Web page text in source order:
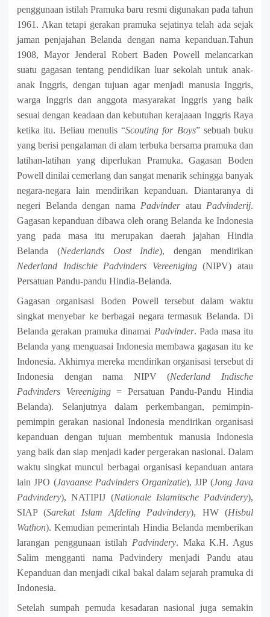
penggunaan istilahPramuka baru resmi digunakan pada tahun
1961. Akan tetapi gerakan pramuka sejatinya telah ada sejak
jaman penjajahan Belanda dengan nama kepanduan.Tahun
1908, Mayor Jenderal Robert Baden Powell melancarkan
suatu gagasan tentang pendidikan luar sekolah untuk anak-
anak Inggris, dengan tujuan agar menjadi manusia Inggris,
warga Inggris dan anggota masyarakat Inggris yang baik
sesuai dengan keadaan dan kebutuhan kerajaaan Inggris Raya
ketika itu. Beliau menulis “Scouting for Boys” sebuah buku
yang berisi pengalaman di alam terbuka bersama pramuka dan
latihan-latihan yang diperlukan Pramuka.Gagasan Boden
Powell dinilai cemerlang dan sangat menarik sehingga banyak
negara-negara lain mendirikan kepanduan. Diantaranya di
negeri Belanda dengan nama Padvinderatau Padvinderij.
Gagasan kepanduan dibawa oleh orang Belanda ke Indonesia
yang pada masa itu merupakan daerah jajahan Hindia
Belanda (Nederlands Oost Indie), dengan mendirikan
Nederland Indischie Padvinders
Vereeniging(NIPV) atau
Persatuan Pandu-pandu Hindia-Belanda.
Gagasan organisasi Boden Powell tersebut dalam waktu
singkat menyebar ke berbagai negara termasuk Belanda. Di
Belanda gerakan pramuka dinamai Padvinder. Pada masa itu
Belanda yang menguasai Indonesia membawa gagasan itu ke
Indonesia. Akhirnya mereka mendirikan organisasi tersebut di
Indonesia dengan nama NIPV (Nederland Indische
Padvinders Vereeniging= Persatuan Pandu-Pandu Hindia
Belanda).
Selanjutnya dalam perkembangan, pemimpin-
pemimpin gerakan nasional Indonesia mendirikan organisasi
kepanduan dengan tujuan membentuk manusia Indonesia
yang baik dan siap menjadi kader pergerakan nasional. Dalam
waktu singkat muncul berbagai organisasi kepanduan antara
lain JPO (Javaanse Padvinders Organizatie), JJP (Jong Java
Padvindery), NATIPIJ (Nationale Islamitsche Padvindery),
SIAP (Sarekat Islam Afdeling Padvindery), HW (Hisbul
Wathon). Kemudian pemerintah Hindia Belanda memberikan
larangan penggunaan istilah Padvindery. Maka K.H. Agus
Salim mengganti nama Padvindery menjadi Pandu atau
Kepanduan dan menjadi cikal bakal dalam sejarah pramuka di
Indonesia.
Setelah sumpah pemuda kesadaran nasional juga semakin